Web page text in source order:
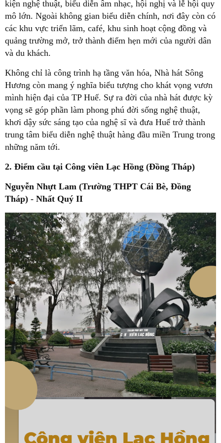
kiện nghệ thuật, biểu diễn âm nhạc, hội nghị và lễ hội quy
mô lớn. Ngoài không gian biểu diễn chính, nơi đây còn có
các khu vực triển lãm, café, khu sinh hoạt cộng đồng và
quảng trường mở, trở thành điểm hẹn mới của người dân
và du khách.
Không chỉ là công trình hạ tầng văn hóa, Nhà hát Sông
Hương còn mang ý nghĩa biểu tượng cho khát vọng vươn
mình hiện đại của TP Huế. Sự ra đời của nhà hát được kỳ
vọng sẽ góp phần làm phong phú đời sống nghệ thuật,
khơi dậy sức sáng tạo của nghệ sĩ và đưa Huế trở thành
trung tâm biểu diễn nghệ thuật hàng đầu miền Trung trong
những năm tới.
2. Điểm cầu tại Công viên Lạc Hồng (Đồng Tháp)
Nguyễn Nhựt Lam (Trường THPT Cái Bè, Đồng
Tháp) - Nhất Quý II